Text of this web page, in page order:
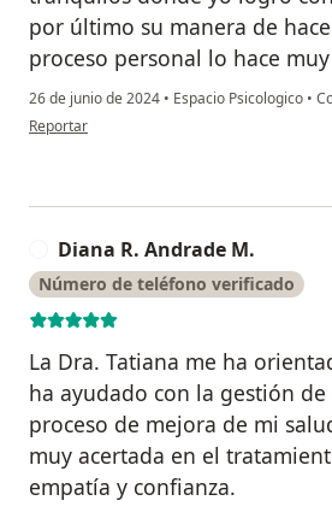
por último su manera de
proceso personal lo hace
26 de junio de 2024 • Espacio Psicologico •
en opinión del usuario Cristina
Reportar
Diana R. Andrade M.
Número de teléfono verificado
La Dra. Tatiana me ha
ha ayudado con la gestión
proceso de mejora de mi
muy acertada en el
empatía y confianza.